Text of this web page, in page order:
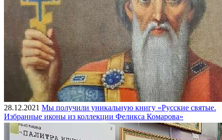
28.12.2021 Мы получили уникальную книгу «Русские святые.
Избранные иконы из коллекции Феликса Комарова»